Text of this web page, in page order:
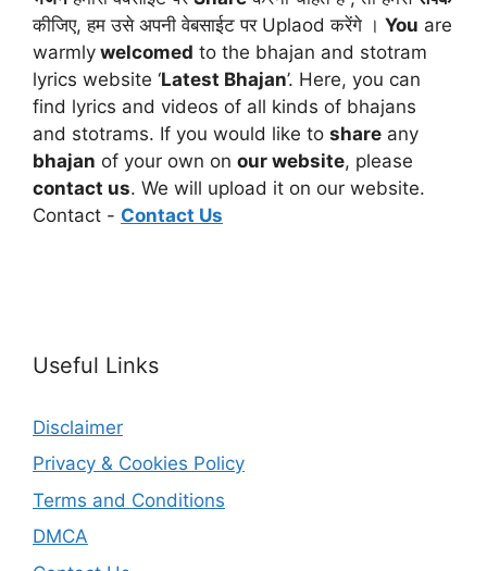
कीजिए, हम उसे अपनी वेबसाईट पर Uplaod करेंगे । You are
warmly welcomed to the bhajan and stotram
lyrics website ‘Latest Bhajan’. Here, you can
find lyrics and videos of all kinds of bhajans
and stotrams. If you would like to share any
bhajan of your own on our website, please
contact us. We will upload it on our website.
Contact - Contact Us
Useful Links
Disclaimer
Privacy & Cookies Policy
Terms and Conditions
DMCA